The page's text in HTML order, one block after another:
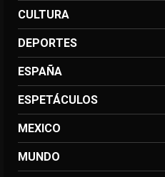
CULTURA
DEPORTES
ESPAÑA
ESPETÁCULOS
MEXICO
MUNDO